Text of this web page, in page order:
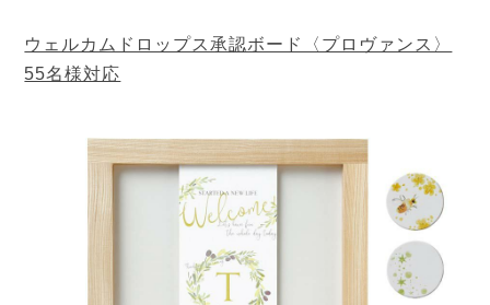
ウェルカムドロップス承認ボード〈プロヴァンス〉
55名様対応